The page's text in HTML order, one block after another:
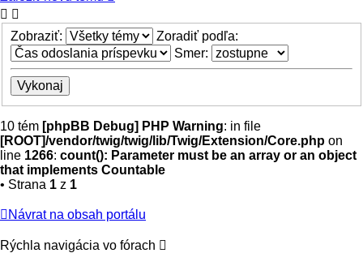
Zobraziť:
Zoradiť podľa:
Smer:
10 tém [phpBB Debug] PHP Warning: in file
[ROOT]/vendor/twig/twig/lib/Twig/Extension/Core.php on
line 1266: count(): Parameter must be an array or an object
that implements Countable
• Strana 1 z 1
Návrat na obsah portálu
Rýchla navigácia vo fórach